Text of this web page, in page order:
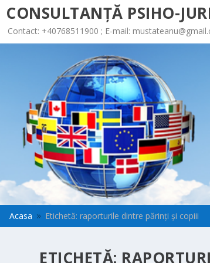
CONSULTANȚĂ PSIHO-
Contact: +40768511900 ; E-mail:
Acasa 9 Etichetă: raporturile dintre părinţi şi copiii
ETICHETĂ: